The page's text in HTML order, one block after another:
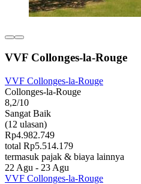
VVF Collonges-la-Rouge
VVF Collonges-la-Rouge
Collonges-la-Rouge
8,2/10
Sangat Baik
(12 ulasan)
Rp4.982.749
total Rp5.514.179
termasuk pajak & biaya lainnya
22 Agu - 23 Agu
VVF Collonges-la-Rouge